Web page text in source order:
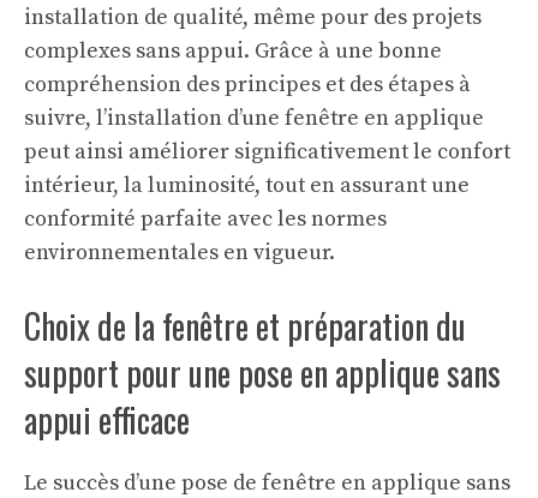
installation de qualité, même pour des projets
complexes sans appui. Grâce à une bonne
compréhension des principes et des étapes à
suivre, l’installation d’une fenêtre en applique
peut ainsi améliorer significativement le confort
intérieur, la luminosité, tout en assurant une
conformité parfaite avec les normes
environnementales en vigueur.
Choix de la fenêtre et préparation du
support pour une pose en applique sans
appui efficace
Le succès d’une pose de fenêtre en applique sans